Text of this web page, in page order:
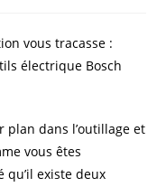
vous tracasse :
électrique Bosch
dans l’outillage et
vous êtes
qu’il existe deux